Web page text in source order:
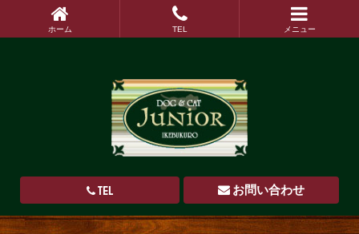
TEL お問い合わせ
ホーム TEL メニュー